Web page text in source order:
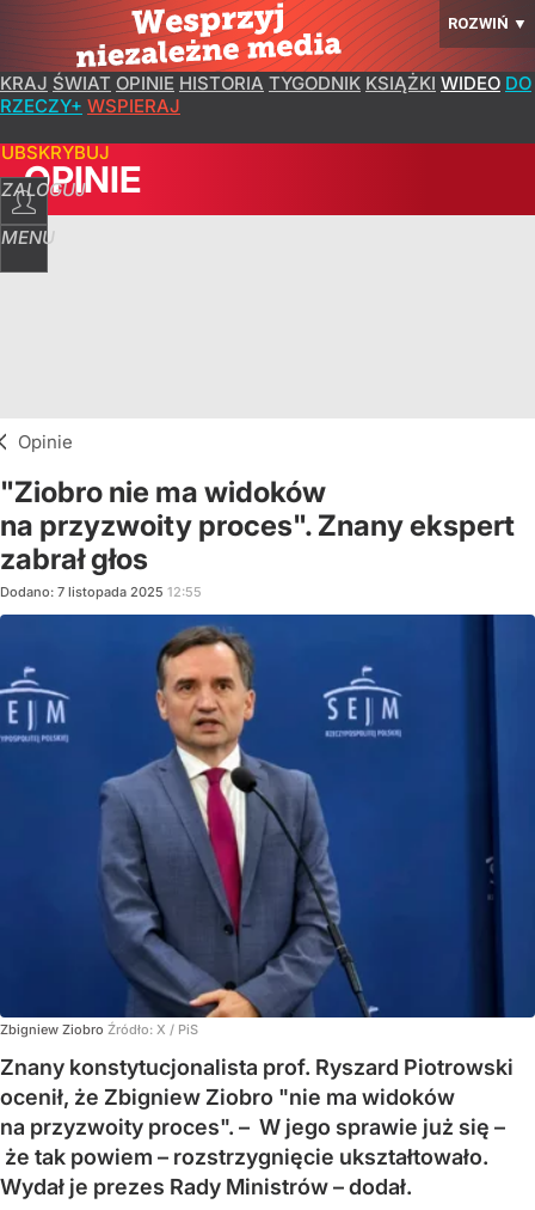
ROZWIŃ ▼
KRAJ ŚWIAT OPINIE HISTORIA TYGODNIK KSIĄŻKI WIDEO DO
RZECZY+ WSPIERAJ
ZALOGUJ
MENU
OPINIE
Opinie
"Ziobro nie ma widoków
na przyzwoity proces". Znany ekspert
zabrał głos
Dodano: 7 listopada 2025 12:55
Zbigniew Ziobro Źródło: X / PiS
Znany konstytucjonalista prof. Ryszard Piotrowski
ocenił, że Zbigniew Ziobro "nie ma widoków
na przyzwoity proces". – W jego sprawie już się –
że tak powiem – rozstrzygnięcie ukształtowało.
Wydał je prezes Rady Ministrów – dodał.